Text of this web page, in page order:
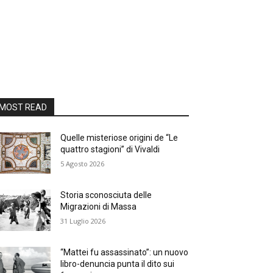
READ
Quelle misteriose origini de “Le
quattro stagioni” di Vivaldi
5 Agosto 2026
Storia sconosciuta delle
Migrazioni di Massa
31 Luglio 2026
“Mattei fu assassinato”: un nuovo
libro-denuncia punta il dito sui